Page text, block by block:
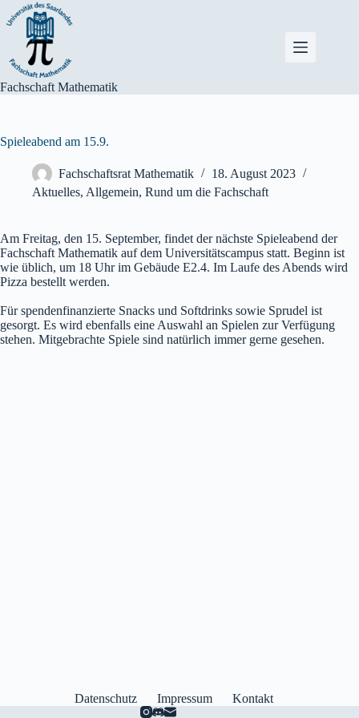
Zum
Inhalt
springen
Fachschaft Mathematik
Spieleabend am 15.9.
Fachschaftsrat Mathematik
18. August 2023
Aktuelles, Allgemein, Rund um die Fachschaft
Am Freitag, den 15. September, findet der nächste Spieleabend der
Fachschaft Mathematik auf dem Universitätscampus statt. Beginn ist
wie üblich, um 18 Uhr im Gebäude E2.4. Im Laufe des Abends wird
Pizza bestellt werden.
Für spendenfinanzierte Snacks und Softdrinks sowie Sprudel ist
gesorgt. Es wird ebenfalls eine Auswahl an Spielen zur Verfügung
stehen. Mitgebrachte Spiele sind natürlich immer gerne gesehen.
Datenschutz Impressum Kontakt